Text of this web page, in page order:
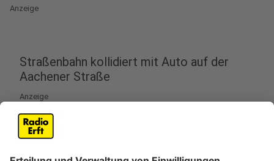
Anzeige
Straßenbahn kollidiert mit Auto auf der
Aachener Straße
Anzeige
In Köln sind am Mittwochabend (3. September) eine
Mutter und ihr achtjähriger Sohn bei einem